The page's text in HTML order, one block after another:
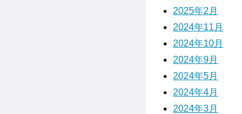
2025年2月
2024年11月
2024年10月
2024年9月
2024年5月
2024年4月
2024年3月